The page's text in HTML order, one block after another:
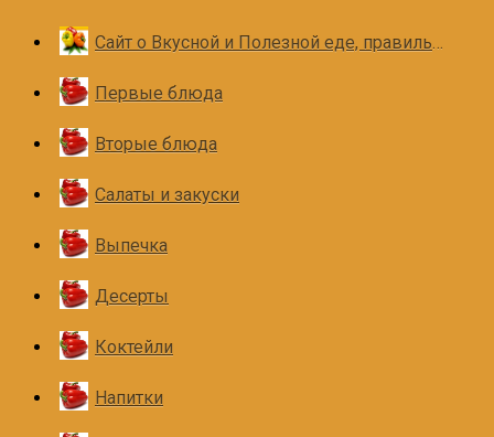
Сайт о Вкусной и Полезной еде, правильном и здоровом питании
Первые блюда
Вторые блюда
Салаты и закуски
Выпечка
Десерты
Коктейли
Напитки